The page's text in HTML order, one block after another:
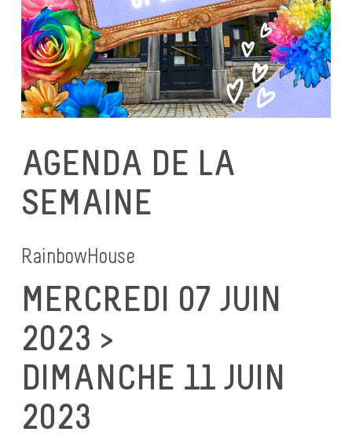
AGENDA DE LA
SEMAINE
RainbowHouse
MERCREDI 07 JUIN
2023 >
DIMANCHE 11 JUIN
2023